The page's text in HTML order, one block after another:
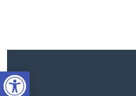
Abrir a barra de ferramentas